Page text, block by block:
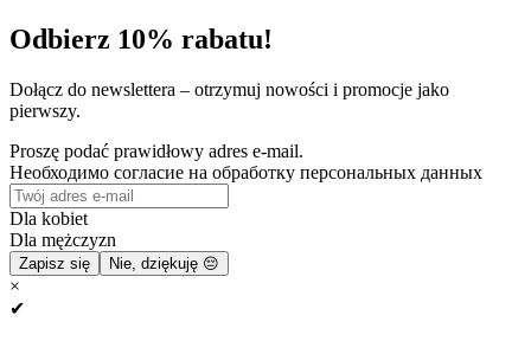
Odbierz 10% rabatu!
Dołącz do newslettera – otrzymuj nowości i promocje jako
pierwszy.
Proszę podać prawidłowy adres e-mail.
Необходимо согласие на обработку персональных данных
Dla kobiet
Dla mężczyzn
Zapisz się Nie, dziękuję 😔
×
✔